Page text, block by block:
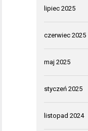
lipiec 2025
czerwiec 2025
maj 2025
styczeń 2025
listopad 2024